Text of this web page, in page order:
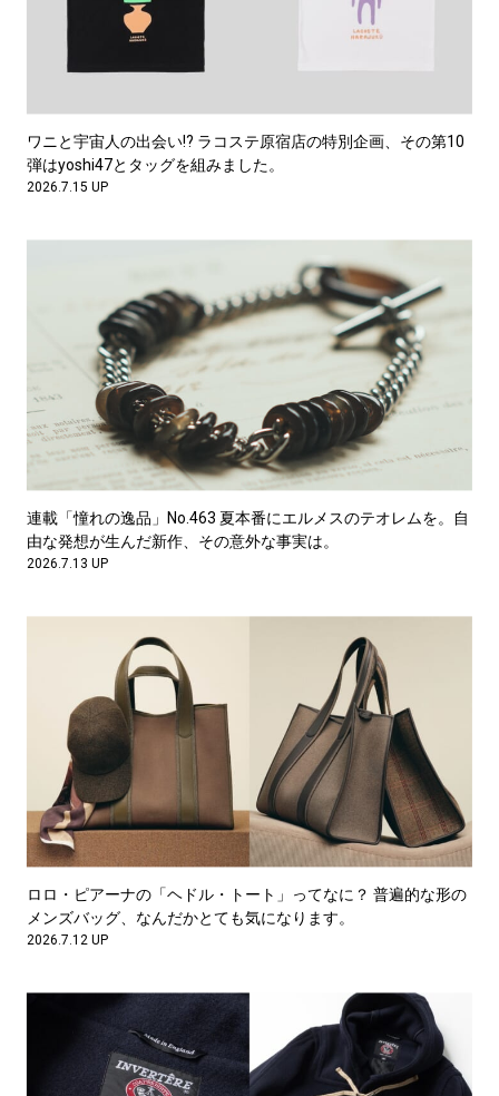
ワニと宇宙人の出会い!? ラコステ原宿店の特別企画、その第10
弾はyoshi47とタッグを組みました。
2026.7.15 UP
連載「憧れの逸品」No.463 夏本番にエルメスのテオレムを。自
由な発想が生んだ新作、その意外な事実は。
2026.7.13 UP
ロロ・ピアーナの「ヘドル・トート」ってなに？ 普遍的な形の
メンズバッグ、なんだかとても気になります。
2026.7.12 UP